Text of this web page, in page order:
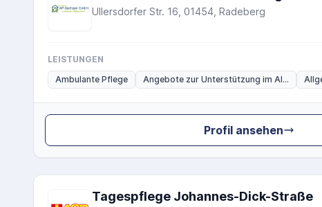
Ullersdorfer Str. 16, 01454, Radeberg
LEISTUNGEN
Ambulante Pflege
Angebote zur Unterstützung im Al...
Profil ansehen
Tagespflege Johannes-Dick-Straße